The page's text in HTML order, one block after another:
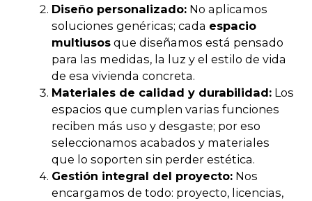
Diseño personalizado:No aplicamos
soluciones genéricas; cada espacio
multiusosque diseñamos está pensado
para las medidas, la luz y el estilo de vida
de esa vivienda concreta.
Materiales de calidad y durabilidad:Los
espacios que cumplen varias funciones
reciben más uso y desgaste; por eso
seleccionamos acabados y materiales
que lo soporten sin perder estética.
Gestión integral del proyecto:Nos
encargamos de todo: proyecto, licencias,